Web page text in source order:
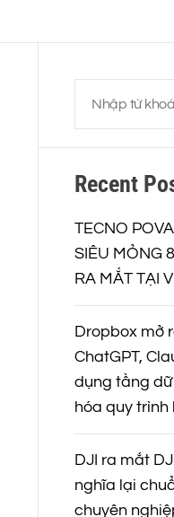
m
i
m
Recent
TECNO
SIÊU MỎNG
RA MẮT TẠI
Dropbox mở
ChatGPT,
dụng tầng
hóa quy trình
DJI ra mắt
nghĩa lại
chuyên